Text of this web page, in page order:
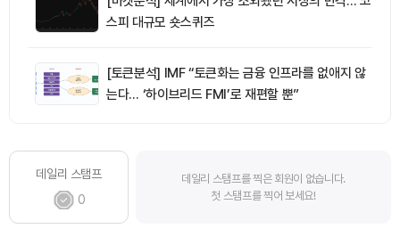
스피 대규모 숏스퀴즈
[토큰분석] IMF “토큰화는 금융 인프라를 없애지 않
는다… ‘하이브리드 FMI’로 재편할 뿐”
데일리 스탬프
0
데일리 스탬프를 찍은 회원이 없습니다.
첫 스탬프를 찍어 보세요!